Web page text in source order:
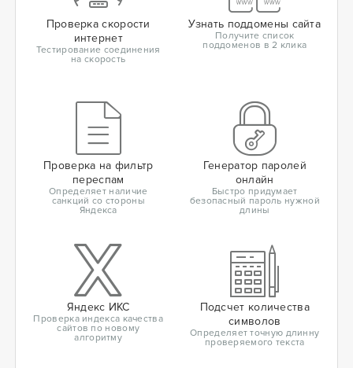
Проверка скорости
интернет
Тестирование соединения
на скорость
Узнать поддомены сайта
Получите список
поддоменов в 2 клика
Проверка на фильтр
переспам
Определяет наличие
санкций со стороны
Яндекса
Генератор паролей
онлайн
Быстро придумает
безопасный пароль нужной
длины
Яндекс ИКС
Проверка индекса качества
сайтов по новому
алгоритму
Подсчет количества
символов
Определяет точную длинну
проверяемого текста